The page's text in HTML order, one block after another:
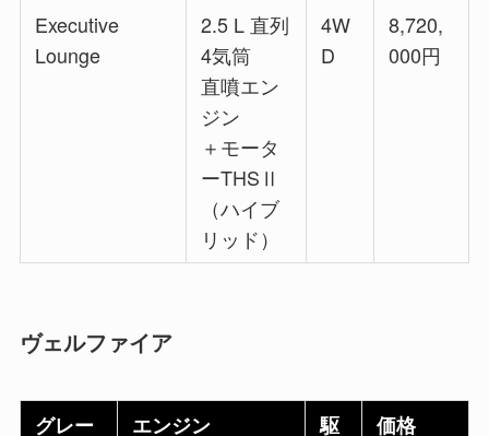
Executive
Lounge
2.5 L 直列
4気筒
直噴エン
ジン
＋モータ
ーTHSⅡ
（ハイブ
リッド）
4W
D
8,720,
000円
ヴェルファイア
グレー
エンジン
駆
価格